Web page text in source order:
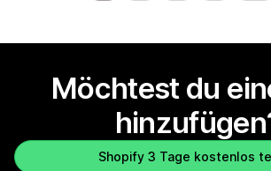
Möchtest du
Shopify 3 Tage kostenlos